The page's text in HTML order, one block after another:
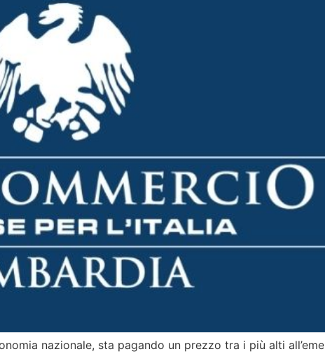
nazionale, sta pagando un prezzo tra i più alti